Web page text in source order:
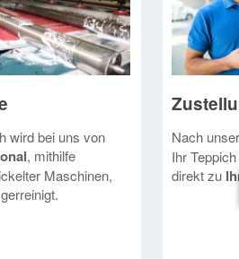
wird bei uns von
, mithilfe
Maschinen,
gerreinigt.
Nach
Ihr
direkt zu